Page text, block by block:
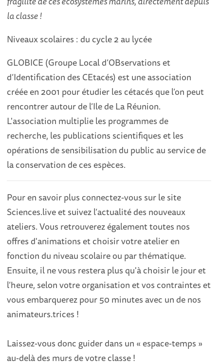
la classe !
Niveaux scolaires : du cycle 2 au lycée
GLOBICE (Groupe Local d’OBservations et
d’Identification des CEtacés) est une association
créée en 2001 pour étudier les cétacés que l’on peut
rencontrer autour de l’Ile de La Réunion.
L'association multiplie les programmes de
recherche, les publications scientifiques et les
opérations de sensibilisation du public au service de
la conservation de ces espèces.
Pour en savoir plus connectez-vous sur le site
Sciences.live et suivez l’actualité des nouveaux
ateliers. Vous retrouverez également toutes nos
offres d'animations et choisir votre atelier en
fonction du niveau scolaire ou par thématique.
Ensuite, il ne vous restera plus qu'à choisir le jour et
l’heure, selon votre organisation et vos contraintes et
vous embarquerez pour 50 minutes avec un de nos
animateurs.trices !
Laissez-vous donc guider dans un « espace-temps »
au-delà des murs de votre classe !